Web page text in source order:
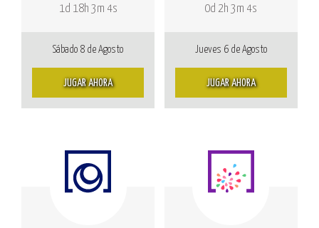
1d 18h 3m 4s
Sábado 8 de Agosto
JUGAR AHORA
0d 2h 3m 4s
Jueves 6 de Agosto
JUGAR AHORA